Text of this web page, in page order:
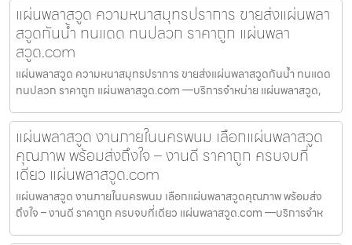
แผ่นพลาสวูด ความหนาสมุทรปราการ ขายส่งแผ่นพลา
สวูดกันน้ำ ทนแดด ทนปลวก ราคาถูก แผ่นพลา
สวูด.com
แผ่นพลาสวูด ความหนาสมุทรปราการ ขายส่งแผ่นพลาสวูดกันน้ำ ทนแดด
ทนปลวก ราคาถูก แผ่นพลาสวูด.com —บริการจำหน่าย แผ่นพลาสวูด,
แผ่นพลาสวูด งานภายในนครพนม เลือกแผ่นพลาสวูด
คุณภาพ พร้อมส่งถึงใจ – งานดี ราคาถูก ครบจบที่
เดียว แผ่นพลาสวูด.com
แผ่นพลาสวูด งานภายในนครพนม เลือกแผ่นพลาสวูดคุณภาพ พร้อมส่ง
ถึงใจ – งานดี ราคาถูก ครบจบที่เดียว แผ่นพลาสวูด.com —บริการจำห